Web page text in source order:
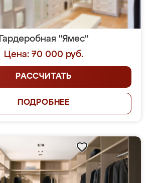
Гардеробная "Ямес"
Цена: 70 000 руб.
РАССЧИТАТЬ
ПОДРОБНЕЕ